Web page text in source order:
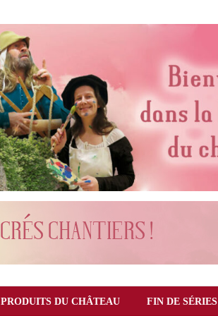
PRODUITS DU CHÂTEAU FIN DE SÉRIES